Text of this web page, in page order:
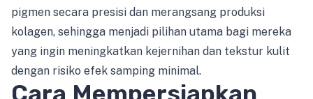
pigmen secara presisi dan merangsang produksi
kolagen, sehingga menjadi pilihan utama bagi mereka
yang ingin meningkatkan kejernihan dan tekstur kulit
dengan risiko efek samping minimal.